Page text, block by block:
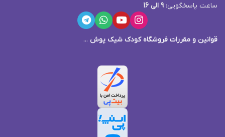
ساعت پاسخگویی: 9 الی 16
قوانین و مقررات فروشگاه کودک شیک پوش ...